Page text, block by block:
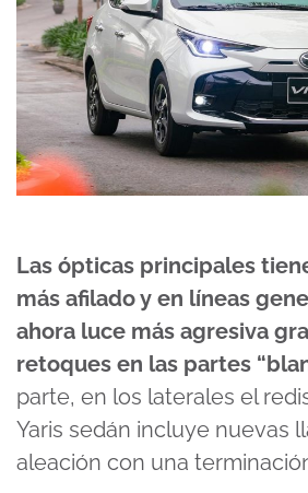
Las ópticas principales
más afilado y en líneas
ahora luce más agresiva
retoques en las partes
parte, en los laterales el
Yaris sedán incluye nuevas
aleación con una